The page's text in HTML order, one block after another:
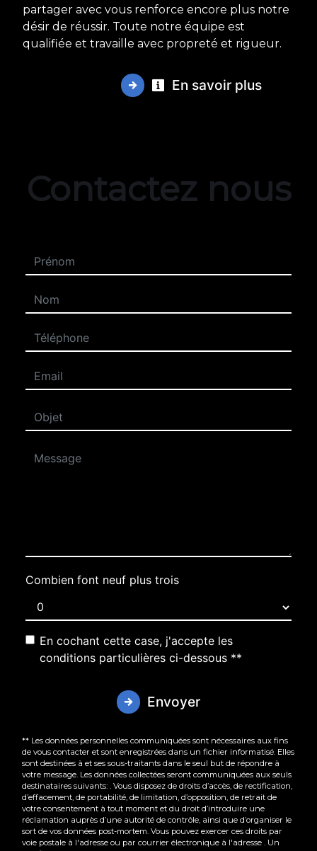
partager avec vous renforce encore plus notre
désir de réussir. Toute notre équipe est
qualifiée et travaille avec propreté et rigueur.
En savoir plus
Contactez nous
Combien font neuf plus trois
En cochant cette case, j'accepte les
conditions particulières ci-dessous **
Envoyer
** Les données personnelles communiquées sont nécessaires aux fins
de vous contacter et sont enregistrées dans un fichier informatisé. Elles
sont destinées à et ses sous-traitants dans le seul but de répondre à
votre message. Les données collectées seront communiquées aux seuls
destinataires suivants: . Vous disposez de droits d’accès, de rectification,
d’effacement, de portabilité, de limitation, d’opposition, de retrait de
votre consentement à tout moment et du droit d’introduire une
réclamation auprès d’une autorité de contrôle, ainsi que d’organiser le
sort de vos données post-mortem. Vous pouvez exercer ces droits par
voie postale à l'adresse ou par courrier électronique à l'adresse . Un